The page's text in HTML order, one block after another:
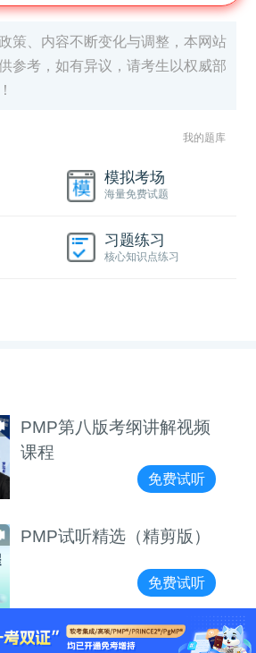
策、内容不断变化与调整，本网站
参考，如有异议，请考生以权威部
我的题库
模拟考场
海量免费试题
习题练习
核心知识点练习
PMP第八版考纲讲解视频
课程
免费试听
PMP试听精选（精剪版）
免费试听